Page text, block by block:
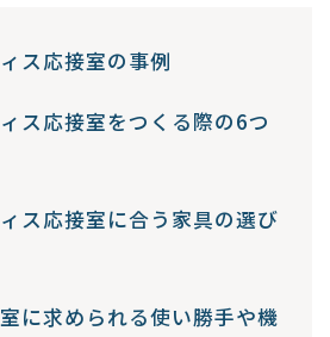
ス応接室の事例
ス応接室をつくる際の6つ
ス応接室に合う家具の選び
に求められる使い勝手や機